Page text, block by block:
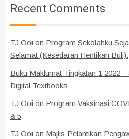
Recent Comments
TJ Ooi on Program Sekolahku
Selamat (Kesedaran Hentikan Buli).
Buku Maklumat Tingkatan 1 2022
Digital Textbooks
TJ Ooi on Program Vaksinasi
& 5
TJ Ooi on Majlis Pelantikan